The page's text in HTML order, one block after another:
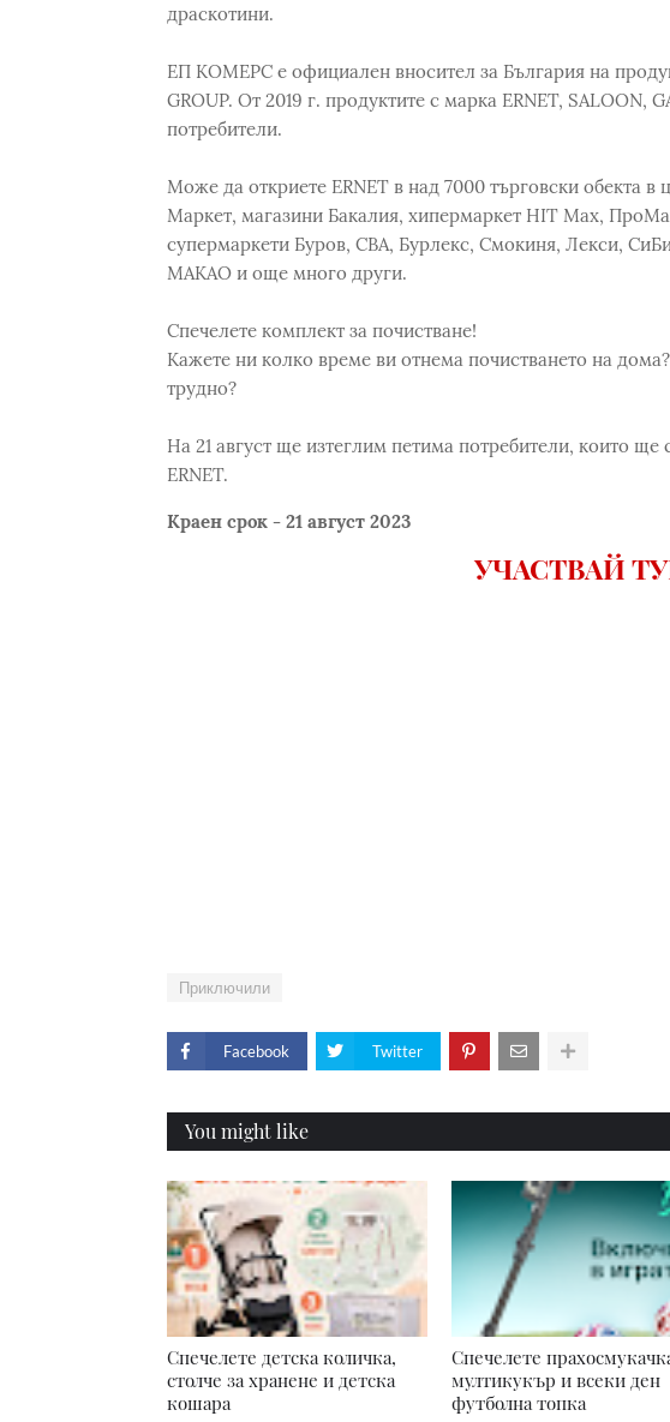
драскотини.
ЕП КОМЕРС е официален вносител за България на
GROUP. От 2019 г. продуктите с марка ERNET, SALOON,
потребители.
Може да откриете ERNET в над 7000 търговски обекта
Маркет, магазини Бакалия, хипермаркет HIT Max,
супермаркети Буров, CBA, Бурлекс, Смокиня, Лекси,
МАКАО и още много други.
Спечелете комплект за почистване!
Кажете ни колко време ви отнема почистването на
трудно?
На 21 август ще изтеглим петима потребители, които ще
ERNET.
Краен срок - 21 август 2023
УЧАСТВАЙ
Приключили
Facebook Twitter
You might like
Спечелете детска количка,
столче за хранене и детска
кошара
Спечелете
мултикукър и всеки ден
футболна топка